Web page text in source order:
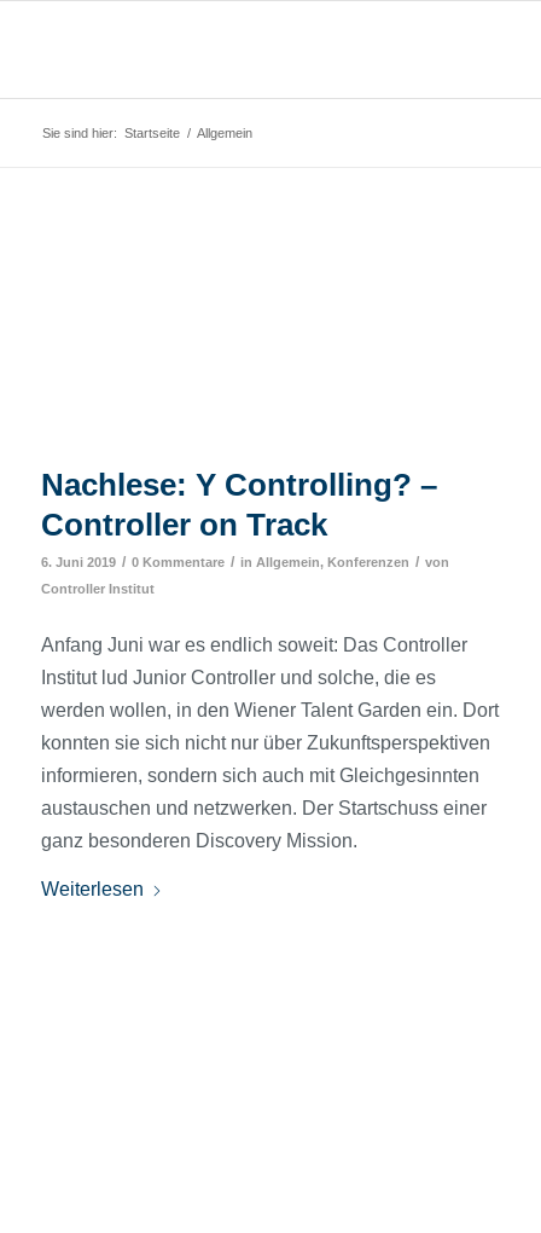
Sie sind hier: Startseite / Allgemein
Nachlese: Y Controlling? –
Controller on Track
6. Juni 2019 / 0 Kommentare / in Allgemein, Konferenzen / von
Controller Institut
Anfang Juni war es endlich soweit: Das Controller
Institut lud Junior Controller und solche, die es
werden wollen, in den Wiener Talent Garden ein. Dort
konnten sie sich nicht nur über Zukunftsperspektiven
informieren, sondern sich auch mit Gleichgesinnten
austauschen und netzwerken. Der Startschuss einer
ganz besonderen Discovery Mission.
Weiterlesen